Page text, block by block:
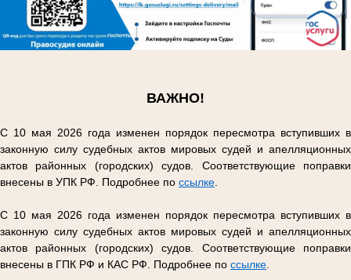
ВАЖНО!
С 10 мая 2026 года изменен порядок пересмотра вступивших в
законную силу судебных актов мировых судей и апелляционных
актов районных (городских) судов. Соответствующие поправки
внесены в УПК РФ. Подробнее по ссылке
С 10 мая 2026 года изменен порядок пересмотра вступивших в
законную силу судебных актов мировых судей и апелляционных
актов районных (городских) судов. Соответствующие поправки
внесены в ГПК РФ и КАС РФ. Подробнее по ссылке